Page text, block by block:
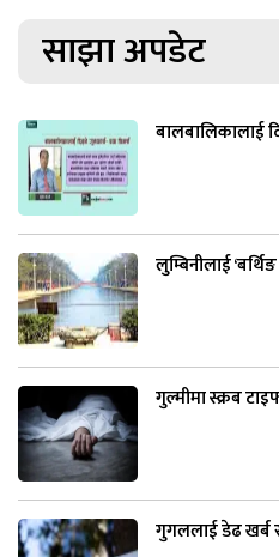
साझा अपडेट
बालबालिकालाई
लुम्बिनीलाई
गुल्मीमा स्क्रब
गुगललाई डेढ खर्ब